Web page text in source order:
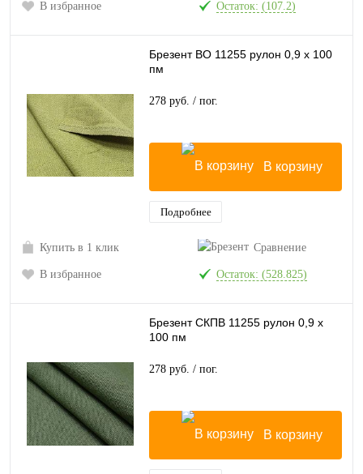
В избранное Остаток: (107.2)
Брезент ВО 11255 рулон 0,9 х 100
пм
278 руб. / пог.
В корзину
Подробнее
Купить в 1 клик Сравнение
В избранное Остаток: (528.825)
Брезент СКПВ 11255 рулон 0,9 х
100 пм
278 руб. / пог.
В корзину